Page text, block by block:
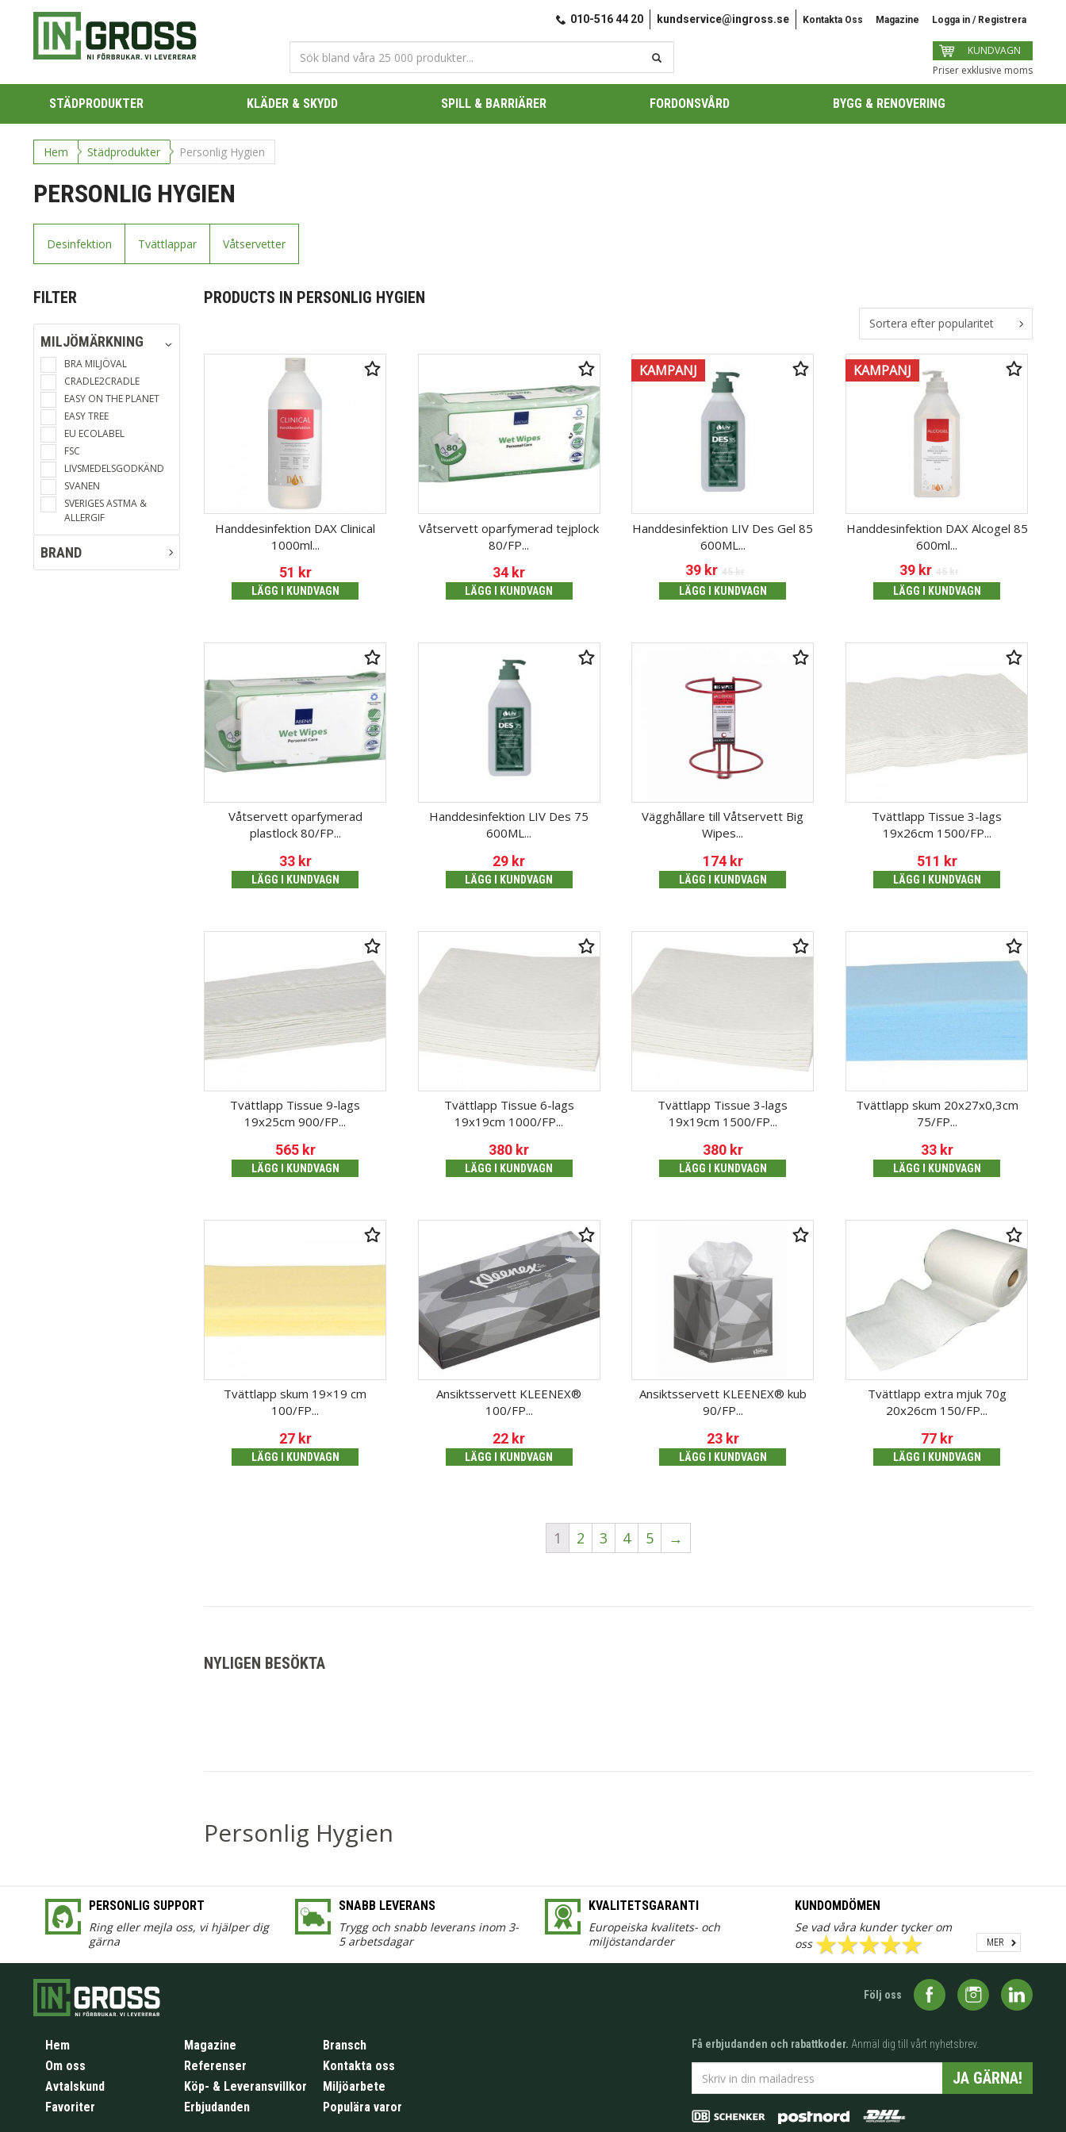
010-516 44 20 kundservice@ingross.se Kontakta Oss Magazine Logga in / Registrera
KUNDVAGN
Priser exklusive moms
STÄDPRODUKTER KLÄDER & SKYDD SPILL & BARRIÄRER FORDONSVÅRD BYGG & RENOVERING
Hem Städprodukter Personlig Hygien
PERSONLIG HYGIEN
Desinfektion Tvättlappar Våtservetter
FILTER
MILJÖMÄRKNING
BRA MILJÖVAL
CRADLE2CRADLE
EASY ON THE PLANET
EASY TREE
EU ECOLABEL
FSC
LIVSMEDELSGODKÄND
SVANEN
SVERIGES ASTMA &
ALLERGIF
BRAND
PRODUCTS IN PERSONLIG HYGIEN
Handdesinfektion DAX Clinical
1000ml...
51 kr
LÄGG I KUNDVAGN
Våtservett oparfymerad tejplock
80/FP...
34 kr
LÄGG I KUNDVAGN
KAMPANJ
Handdesinfektion LIV Des Gel 85
600ML...
39 kr 45kr
LÄGG I KUNDVAGN
KAMPANJ
Handdesinfektion DAX Alcogel 85
600ml...
39 kr 45kr
LÄGG I KUNDVAGN
Våtservett oparfymerad
plastlock 80/FP...
33 kr
LÄGG I KUNDVAGN
Handdesinfektion LIV Des 75
600ML...
29 kr
LÄGG I KUNDVAGN
Vägghållare till Våtservett Big
Wipes...
174 kr
LÄGG I KUNDVAGN
Tvättlapp Tissue 3-lags
19x26cm 1500/FP...
511 kr
LÄGG I KUNDVAGN
Tvättlapp Tissue 9-lags
19x25cm 900/FP...
565 kr
LÄGG I KUNDVAGN
Tvättlapp Tissue 6-lags
19x19cm 1000/FP...
380 kr
LÄGG I KUNDVAGN
Tvättlapp Tissue 3-lags
19x19cm 1500/FP...
380 kr
LÄGG I KUNDVAGN
Tvättlapp skum 20x27x0,3cm
75/FP...
33 kr
LÄGG I KUNDVAGN
Tvättlapp skum 19×19 cm
100/FP...
27 kr
LÄGG I KUNDVAGN
Ansiktsservett KLEENEX®
100/FP...
22 kr
LÄGG I KUNDVAGN
Ansiktsservett KLEENEX® kub
90/FP...
23 kr
LÄGG I KUNDVAGN
Tvättlapp extra mjuk 70g
20x26cm 150/FP...
77 kr
LÄGG I KUNDVAGN
1 2 3 4 5 →
NYLIGEN BESÖKTA
Personlig Hygien
PERSONLIG SUPPORT
Ring eller mejla oss, vi hjälper dig
gärna
SNABB LEVERANS
Trygg och snabb leverans inom 3-
5 arbetsdagar
KVALITETSGARANTI
Europeiska kvalitets- och
miljöstandarder
KUNDOMDÖMEN
Se vad våra kunder tycker om
oss
MER
Följ oss
Hem Magazine
Bransch
Om oss
Referenser
Kontakta oss
Avtalskund
Köp- & Leveransvillkor
Miljöarbete
Favoriter
Erbjudanden Populära varor
Få erbjudanden och rabattkoder. Anmäl dig till vårt nyhetsbrev.
JA GÄRNA!